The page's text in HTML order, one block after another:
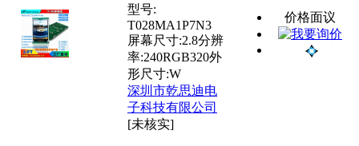
型号:
T028MA1P7N3
屏幕尺寸:2.8分辨
率:240RGB320外
形尺寸:W
深圳市乾思迪电
子科技有限公司
[未核实]
价格面议